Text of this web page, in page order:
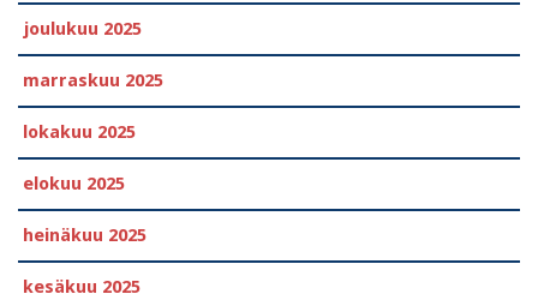
joulukuu 2025
marraskuu 2025
lokakuu 2025
elokuu 2025
heinäkuu 2025
kesäkuu 2025